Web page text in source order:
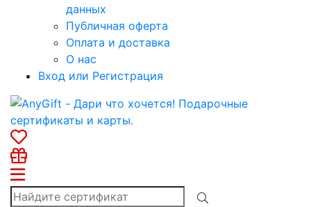
данных
Публичная оферта
Оплата и доставка
О нас
Вход или Регистрация